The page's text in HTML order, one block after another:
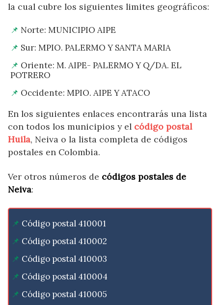
la cual cubre los siguientes limites geográficos:
Norte: MUNICIPIO AIPE
Sur: MPIO. PALERMO Y SANTA MARIA
Oriente: M. AIPE- PALERMO Y Q/DA. EL
POTRERO
Occidente: MPIO. AIPE Y ATACO
En los siguientes enlaces encontrarás una lista
con todos los municipios y el código postal
Huila, Neiva o la lista completa de códigos
postales en Colombia.
Ver otros números de códigos postales de
Neiva:
Código postal 410001
Código postal 410002
Código postal 410003
Código postal 410004
Código postal 410005